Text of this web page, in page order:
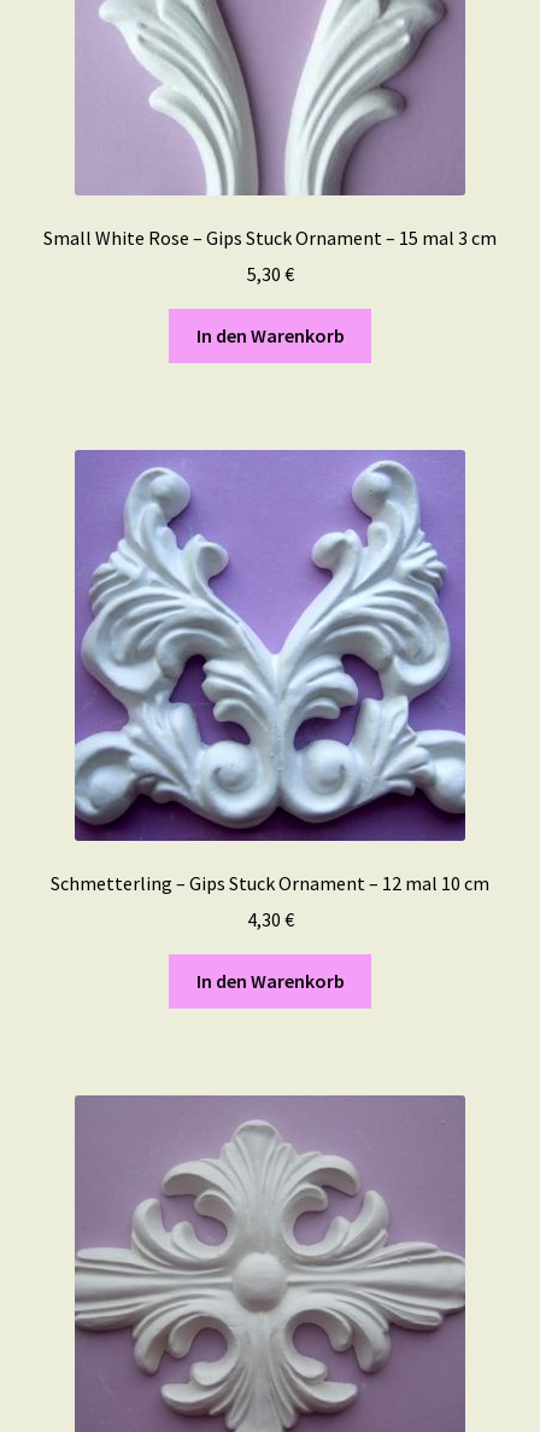
Small White Rose – Gips Stuck Ornament – 15 mal 3 cm
5,30 €
In den Warenkorb
Schmetterling – Gips Stuck Ornament – 12 mal 10 cm
4,30 €
In den Warenkorb